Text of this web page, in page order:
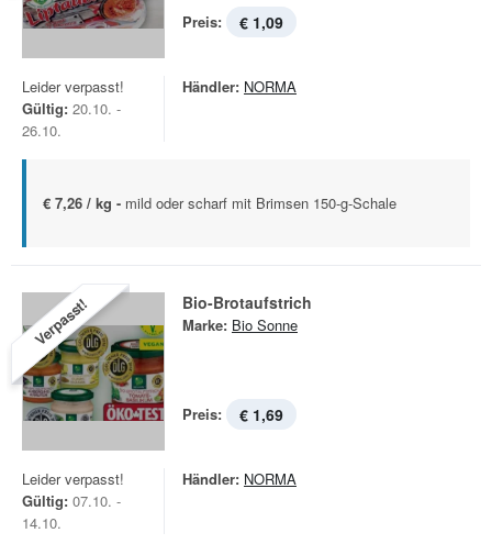
Preis: € 1,09
Leider verpasst!
Gültig: 20.10. -
26.10.
Händler: NORMA
€ 7,26 / kg - mild oder scharf mit Brimsen 150-g-Schale
Verpasst! Bio-Brotaufstrich
Marke: Bio Sonne
Preis: € 1,69
Leider verpasst!
Gültig: 07.10. -
14.10.
Händler: NORMA